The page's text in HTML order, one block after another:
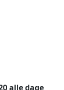
alle dage